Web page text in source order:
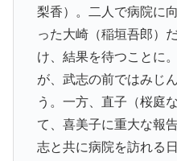
梨香）。二人で病院に
った大崎（稲垣吾郎）
け、結果を待つことに
が、武志の前ではみじ
う。一方、直子（桜庭
て、喜美子に重大な報
志と共に病院を訪れる